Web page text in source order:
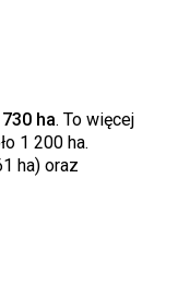
ha. To więcej
1 200 ha.
ha) oraz